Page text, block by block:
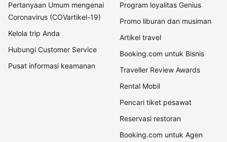
Pertanyaan Umum mengenai
Coronavirus (COVartikel-19)
Kelola trip Anda
Hubungi Customer Service
Pusat informasi keamanan
Program loyalitas Genius
Promo liburan dan musiman
Artikel travel
Booking.com untuk Bisnis
Traveller Review Awards
Rental Mobil
Pencari tiket pesawat
Reservasi restoran
Booking.com untuk Agen